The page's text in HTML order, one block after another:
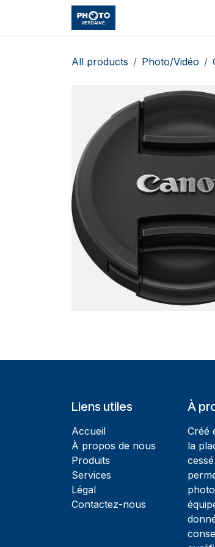
All products Photo/Vidéo
Liens utiles
Accueil
À propos de nous
Produits
Services
Légal
Contactez-nous
À
Créé
la